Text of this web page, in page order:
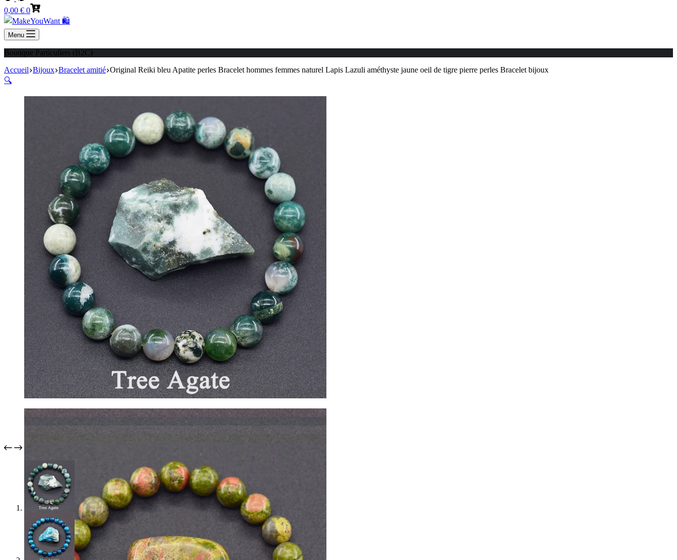
Panier
d’achat
0,00 € 0
Menu
Boutique Particuliers (B2C)
Accueil Bijoux Bracelet amitié Original Reiki bleu Apatite perles Bracelet hommes femmes naturel Lapis Lazuli améthyste jaune oeil de tigre pierre perles Bracelet bijoux
🔍